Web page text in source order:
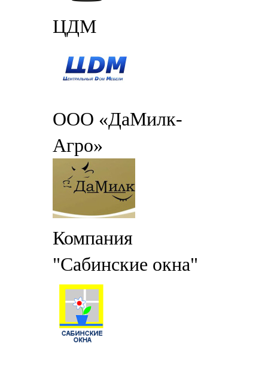
ЦДМ
ООО «ДаМилк-
Агро»
Компания
"Сабинские окна"